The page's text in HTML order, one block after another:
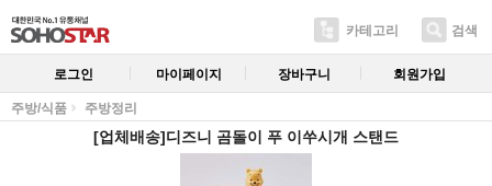
카테고리 검색
로그인 마이페이지 장바구니 회원가입
주방/식품 주방정리
[업체배송]디즈니 곰돌이 푸 이쑤시개 스탠드